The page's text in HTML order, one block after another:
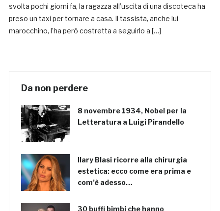
svolta pochi giorni fa, la ragazza all’uscita di una discoteca ha
preso un taxi per tornare a casa. Il tassista, anche lui
marocchino, l’ha però costretta a seguirlo a […]
Da non perdere
8 novembre 1934, Nobel per la
Letteratura a Luigi Pirandello
Ilary Blasi ricorre alla chirurgia
estetica: ecco come era prima e
com’è adesso…
30 buffi bimbi che hanno